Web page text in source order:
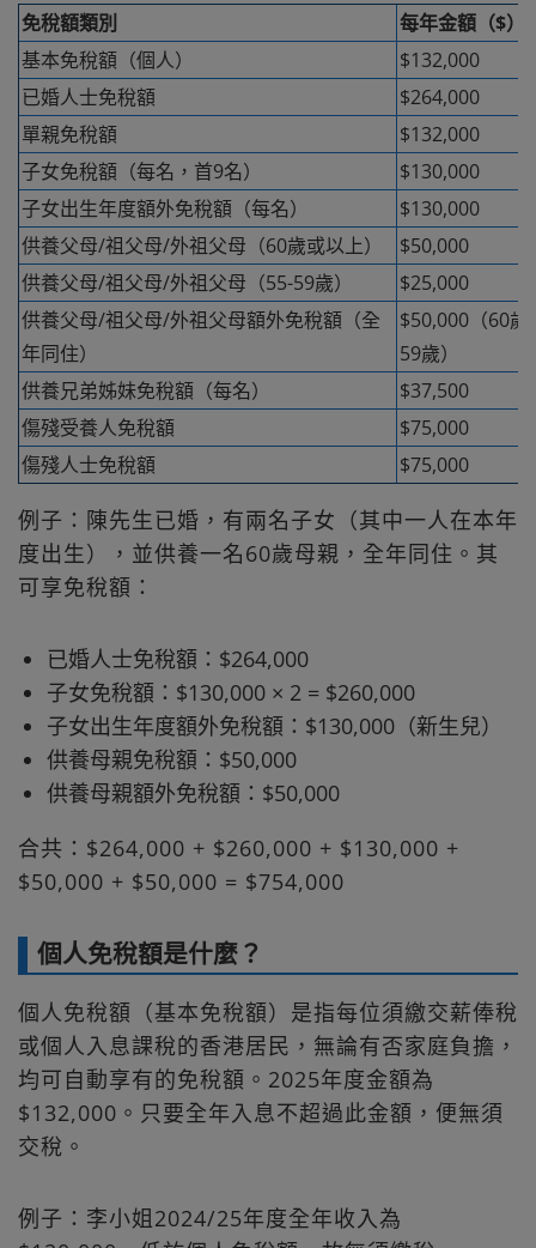
免稅額類別
每年金額（$）
基本免稅額（個人）
$132,000
已婚人士免稅額
$264,000
單親免稅額
$132,000
子女免稅額（每名，首9名）
$130,000
子女出生年度額外免稅額（每名）
$130,000
供養父母/祖父母/外祖父母（60歲或以上）
$50,000
供養父母/祖父母/外祖父母（55-59歲）
$25,000
供養父母/祖父母/外祖父母額外免稅額（全
年同住）
$50,000（60
59歲）
供養兄弟姊妹免稅額（每名）
$37,500
傷殘受養人免稅額
$75,000
傷殘人士免稅額
$75,000
例子：陳先生已婚，有兩名子女（其中一人在本年
度出生），並供養一名60歲母親，全年同住。其
可享免稅額：
已婚人士免稅額：$264,000
子女免稅額：$130,000 × 2 = $260,000
子女出生年度額外免稅額：$130,000（新生兒）
供養母親免稅額：$50,000
供養母親額外免稅額：$50,000
合共：$264,000 + $260,000 + $130,000 +
$50,000 + $50,000 = $754,000
個人免稅額是什麼？
個人免稅額（基本免稅額）是指每位須繳交薪俸稅
或個人入息課稅的香港居民，無論有否家庭負擔，
均可自動享有的免稅額。2025年度金額為
$132,000。只要全年入息不超過此金額，便無須
交稅。
例子：李小姐2024/25年度全年收入為